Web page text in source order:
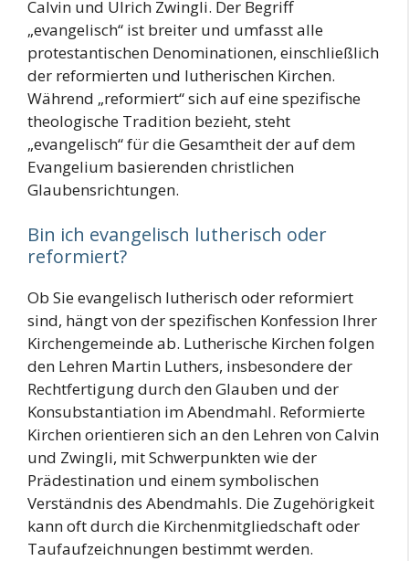
Calvin und Ulrich Zwingli. Der Begriff
„evangelisch“ ist breiter und umfasst alle
protestantischen Denominationen, einschließlich
der reformierten und lutherischen Kirchen.
Während „reformiert“ sich auf eine spezifische
theologische Tradition bezieht, steht
„evangelisch“ für die Gesamtheit der auf dem
Evangelium basierenden christlichen
Glaubensrichtungen.
Bin ich evangelisch lutherisch oder
reformiert?
Ob Sie evangelisch lutherisch oder reformiert
sind, hängt von der spezifischen Konfession Ihrer
Kirchengemeinde ab. Lutherische Kirchen folgen
den Lehren Martin Luthers, insbesondere der
Rechtfertigung durch den Glauben und der
Konsubstantiation im Abendmahl. Reformierte
Kirchen orientieren sich an den Lehren von Calvin
und Zwingli, mit Schwerpunkten wie der
Prädestination und einem symbolischen
Verständnis des Abendmahls. Die Zugehörigkeit
kann oft durch die Kirchenmitgliedschaft oder
Taufaufzeichnungen bestimmt werden.